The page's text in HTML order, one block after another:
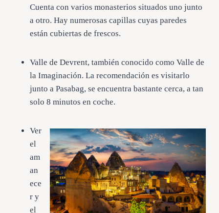
Cuenta con varios monasterios situados uno junto
a otro. Hay numerosas capillas cuyas paredes
están cubiertas de frescos.
Valle de Devrent, también conocido como Valle de
la Imaginación. La recomendación es visitarlo
junto a Pasabag, se encuentra bastante cerca, a tan
solo 8 minutos en coche.
Ver
el
am
an
ece
r y
el